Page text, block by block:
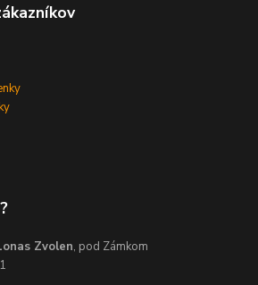
Zvolen, pod Zámkom